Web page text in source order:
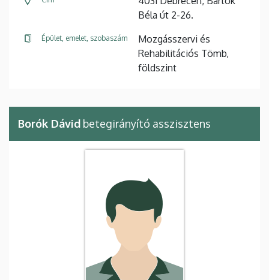
Béla út 2-26.
Épület, emelet, szobaszám
Mozgásszervi és
Rehabilitációs Tömb,
földszint
Borók Dávid betegirányító asszisztens